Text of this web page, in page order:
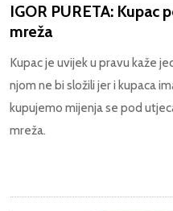
IGOR PURETA:
mreža
Kupac je uvijek u pravu kaže
njom ne bi složili jer i kupaca
kupujemo mijenja se pod
mreža.